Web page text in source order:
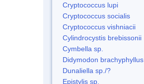
Cryptococcus lupi
Cryptococcus socialis
Cryptococcus vishniacii
Cylindrocystis brebissonii
Cymbella sp.
Didymodon brachyphyllus
Dunaliella sp./?
Epistylis sp.